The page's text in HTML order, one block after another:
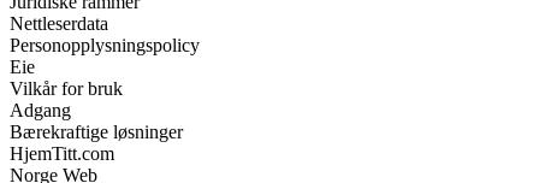
Nettleserdata
Personopplysningspolicy
Eie
Vilkår for bruk
Adgang
Bærekraftige løsninger
HjemTitt.com
Norge Web